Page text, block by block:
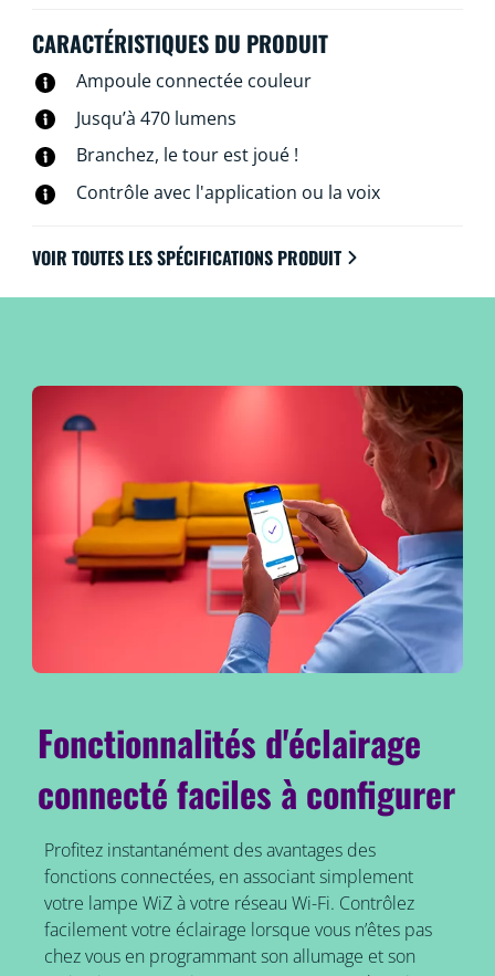
en économisant l’énergie grâce à la technologie LED. Et
bien sûr, vous pouvez les contrôler via votre réseau Wi-
Fi et l’application WiZ, la télécommande WiZ associée
ou à la voix.
CARACTÉRISTIQUES DU PRODUIT
Ampoule connectée couleur
Jusqu’à 470 lumens
Branchez, le tour est joué !
Contrôle avec l'application ou la voix
VOIR TOUTES LES SPÉCIFICATIONS PRODUIT
Fonctionnalités d'éclairage
connecté faciles à configurer
Profitez instantanément des avantages des
fonctions connectées, en associant simplement
votre lampe WiZ à votre réseau Wi-Fi. Contrôlez
facilement votre éclairage lorsque vous n’êtes pas
chez vous en programmant son allumage et son